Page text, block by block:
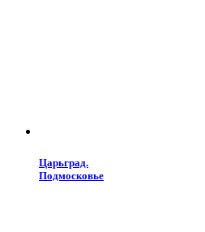
Царьград.
Подмосковье